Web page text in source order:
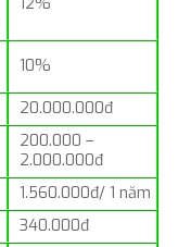
12%
10%
20.000.000đ
200.000 –
2.000.000đ
1.560.000đ/ 1 năm
340.000đ